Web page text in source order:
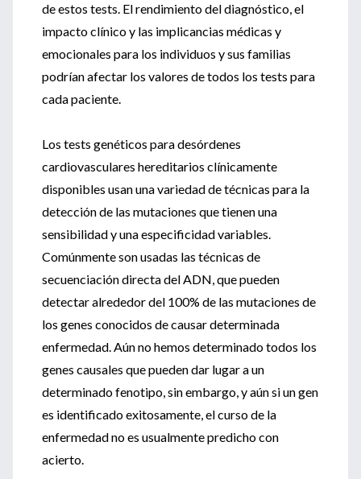
de estos tests. El rendimiento del diagnóstico, el
impacto clínico y las implicancias médicas y
emocionales para los individuos y sus familias
podrían afectar los valores de todos los tests para
cada paciente.
Los tests genéticos para desórdenes
cardiovasculares hereditarios clínicamente
disponibles usan una variedad de técnicas para la
detección de las mutaciones que tienen una
sensibilidad y una especificidad variables.
Comúnmente son usadas las técnicas de
secuenciación directa del ADN, que pueden
detectar alrededor del 100% de las mutaciones de
los genes conocidos de causar determinada
enfermedad. Aún no hemos determinado todos los
genes causales que pueden dar lugar a un
determinado fenotipo, sin embargo, y aún si un gen
es identificado exitosamente, el curso de la
enfermedad no es usualmente predicho con
acierto.